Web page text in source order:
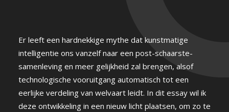
Er leeft een hardnekkige mythe dat kunstmatige
intelligentie ons vanzelf naar een post-schaarste-
samenleving en meer gelijkheid zal brengen, alsof
technologische vooruitgang automatisch tot een
eerlijke verdeling van welvaart leidt. In dit essay wil ik
deze ontwikkeling in een nieuw licht plaatsen, om zo te